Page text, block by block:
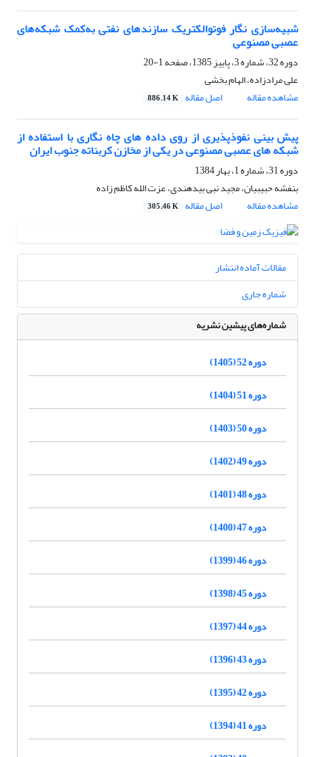
شبیه‌سازی نگار فوتوالکتریک سازندهای نفتی به‌کمک شبکه‌های
عصبی مصنوعی
دوره 32، شماره 3، پاییز 1385، صفحه
1-20
علی مرادزاده، الهام بخشی
مشاهده مقاله
اصل مقاله 886.14 K
پیش بینی نفوذپذیری از روی داده های چاه نگاری با استفاده از
شبکه های عصبی مصنوعی در یکی از مخازن کربناته جنوب ایران
دوره 31، شماره 1، بهار 1384
بنفشه حبیبیان، مجید نبى بیدهندى، عزت الله کاظم زاده
مشاهده مقاله
اصل مقاله 305.46 K
مقالات آماده انتشار
شماره جاری
شماره‌های پیشین نشریه
دوره 52 (1405)
دوره 51 (1404)
دوره 50 (1403)
دوره 49 (1402)
دوره 48 (1401)
دوره 47 (1400)
دوره 46 (1399)
دوره 45 (1398)
دوره 44 (1397)
دوره 43 (1396)
دوره 42 (1395)
دوره 41 (1394)